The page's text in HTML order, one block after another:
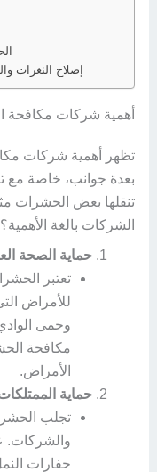
إصلاح الثغرات
أهمية شركات مكافحة
تظهر أهمية شركات
بعدة جوانب، خاصة مع
تنقلها بعض الحشرات
الشركات بالغة الأهمية؟
حماية الصحة
تعتبر
للأمراض
وحمى
مكافحة
الأمراض.
حماية
تجلب
والشركات.
حفارات